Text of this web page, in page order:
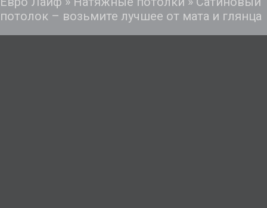
потолок – возьмите лучшее от мата и глянца